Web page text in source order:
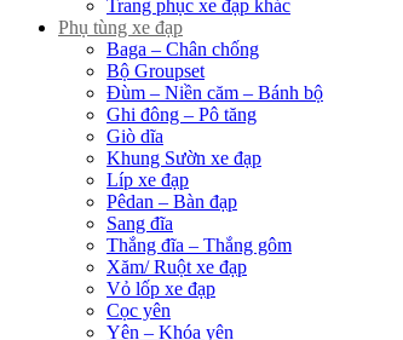
Trang phục xe đạp khác
Phụ tùng xe đạp
Baga – Chân chống
Bộ Groupset
Đùm – Niền căm – Bánh bộ
Ghi đông – Pô tăng
Giò dĩa
Khung Sườn xe đạp
Líp xe đạp
Pêdan – Bàn đạp
Sang đĩa
Thắng đĩa – Thắng gôm
Xăm/ Ruột xe đạp
Vỏ lốp xe đạp
Cọc yên
Yên – Khóa yên